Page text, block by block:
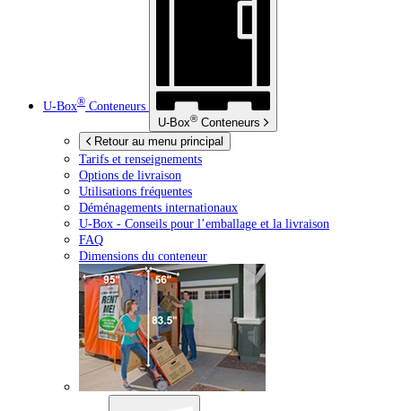
U-Box® Conteneurs
U-Box® Conteneurs
Retour au menu principal
Tarifs et renseignements
Options de livraison
Utilisations fréquentes
Déménagements internationaux
U-Box - Conseils pour l’emballage et la livraison
FAQ
Dimensions du conteneur